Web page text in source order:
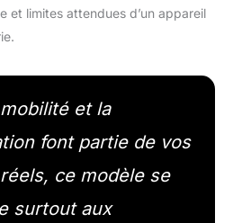
et limites attendues d’un appareil
et la
font partie de vos
ce modèle se
surtout aux